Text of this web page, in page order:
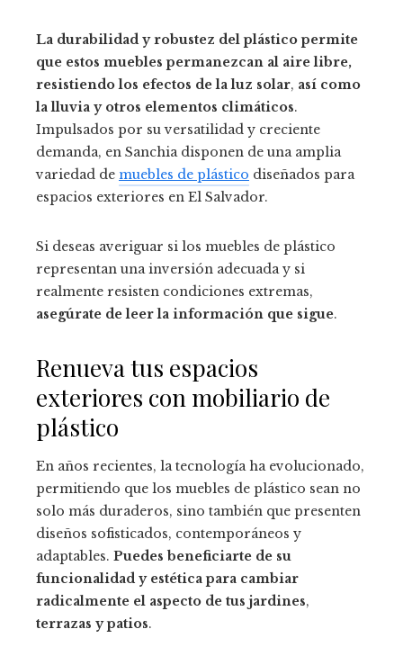
La durabilidad y robustez del plástico permite
que estos muebles permanezcan al aire libre,
resistiendo los efectos de la luz solar, así como
la lluvia y otros elementos climáticos.
Impulsados por su versatilidad y creciente
demanda, en Sanchia disponen de una amplia
variedad de muebles de plástico diseñados para
espacios exteriores en El Salvador.
Si deseas averiguar si los muebles de plástico
representan una inversión adecuada y si
realmente resisten condiciones extremas,
asegúrate de leer la información que sigue.
Renueva tus espacios
exteriores con mobiliario de
plástico
En años recientes, la tecnología ha evolucionado,
permitiendo que los muebles de plástico sean no
solo más duraderos, sino también que presenten
diseños sofisticados, contemporáneos y
adaptables. Puedes beneficiarte de su
funcionalidad y estética para cambiar
radicalmente el aspecto de tus jardines,
terrazas y patios.